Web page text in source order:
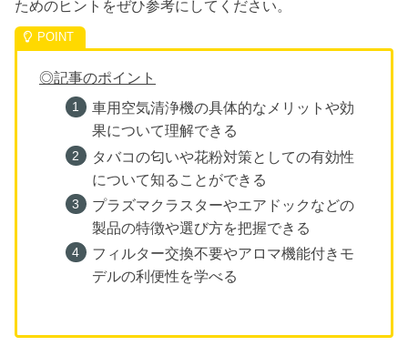
ためのヒントをぜひ参考にしてください。
◎記事のポイント
車用空気清浄機の具体的なメリットや効
果について理解できる
タバコの匂いや花粉対策としての有効性
について知ることができる
プラズマクラスターやエアドックなどの
製品の特徴や選び方を把握できる
フィルター交換不要やアロマ機能付きモ
デルの利便性を学べる